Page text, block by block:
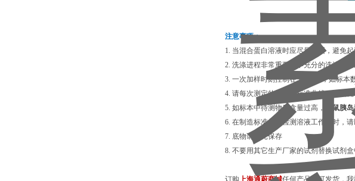
注意事项：
1. 当混合蛋白溶液时应尽量轻缓，避免
2. 洗涤进程非常重要，不充分的洗涤易
3. 一次加样时刻控制在5分钟内，如标本
4. 请每次测定的同时做标准曲线，做复孔
5. 如标本中待测物质含量过高，
小鼠胰
6. 在制造标准品、检测溶液工作液时，
7. 底物请避光保存
8. 不要用其它生产厂家的试剂替换试剂盒
订购 上海通蔚商城任何产品即可发货，